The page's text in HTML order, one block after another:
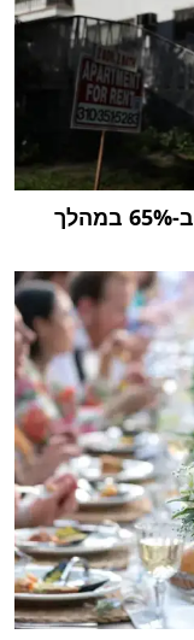
מחירי השכירות בלוס אנג'לס זינקו ב-65% במהלך